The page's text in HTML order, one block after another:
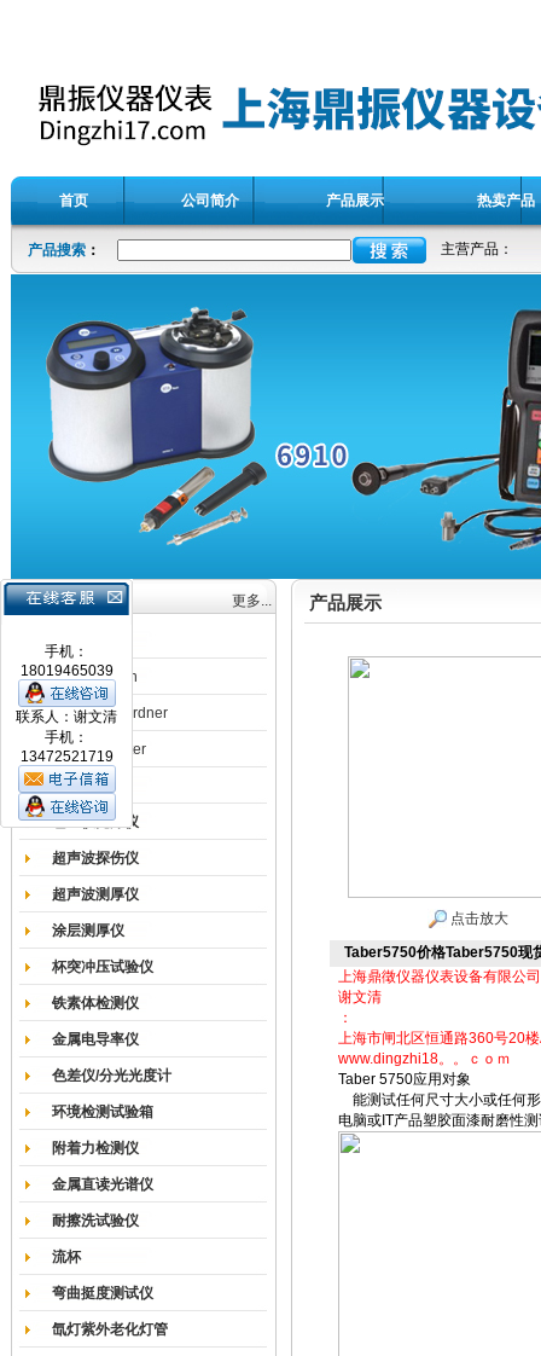
首页 公司简介 产品展示 热卖产品
产品搜索 ： 主营产品：
手机：
18019465039
联系人：谢文清
手机：
13472521719
产品目录 更多...
涂膜机
德国Erichsen
德国BYK-Gardner
英国Elcometer
耐磨试验机
色差仪光泽仪
超声波探伤仪
超声波测厚仪
涂层测厚仪
杯突冲压试验仪
铁素体检测仪
金属电导率仪
色差仪/分光光度计
环境检测试验箱
附着力检测仪
金属直读光谱仪
耐擦洗试验仪
流杯
弯曲挺度测试仪
氙灯紫外老化灯管
产品展示
点击放大
Taber5750价格Taber5750现
上海鼎徵仪器仪表设备有限公司
谢文清
：
上海市闸北区恒通路360号20
www.dingzhi18。。ｃｏｍ
Taber 5750应用对象
能测试任何尺寸大小或任何
电脑或IT产品塑胶面漆耐磨性